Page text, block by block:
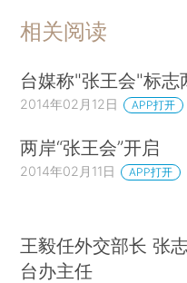
相关阅读
台媒称"张王会"标
2014年02月12日 APP打开
两岸“张王会”开启
2014年02月11日 APP打开
王毅任外交部长 张
台办主任